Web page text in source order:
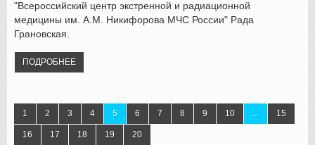
"Всероссийский центр экстренной и радиационной
медицины им. А.М. Никифорова МЧС России" Рада
Грановская.
ПОДРОБНЕЕ
1 2 3 4 5 6 7 8 9 10 ... 15
16 17 18 19 20